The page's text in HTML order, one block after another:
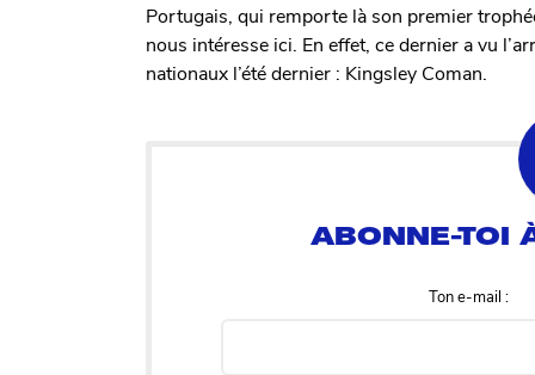
Portugais, qui remporte là son premier
nous intéresse ici. En effet, ce dernier a vu
nationaux l’été dernier : Kingsley Coman.
Ton e-mail :